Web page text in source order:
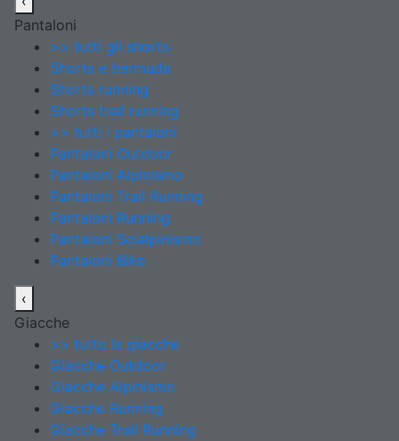
Pantaloni
>> tutti gli shorts
Shorts e bermuda
Shorts running
Shorts trail running
>> tutti i pantaloni
Pantaloni Outdoor
Pantaloni Alpinismo
Pantaloni Trail Running
Pantaloni Running
Pantaloni Scialpinismo
Pantaloni Bike
‹
Giacche
>> tutte le giacche
Giacche Outdoor
Giacche Alpinismo
Giacche Running
Giacche Trail Running